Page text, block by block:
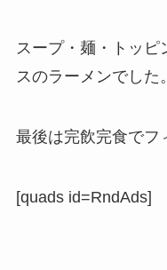
スープ・麺・トッ
スのラーメンでした。
最後は完飲完食でフ
[quads id=RndAds]